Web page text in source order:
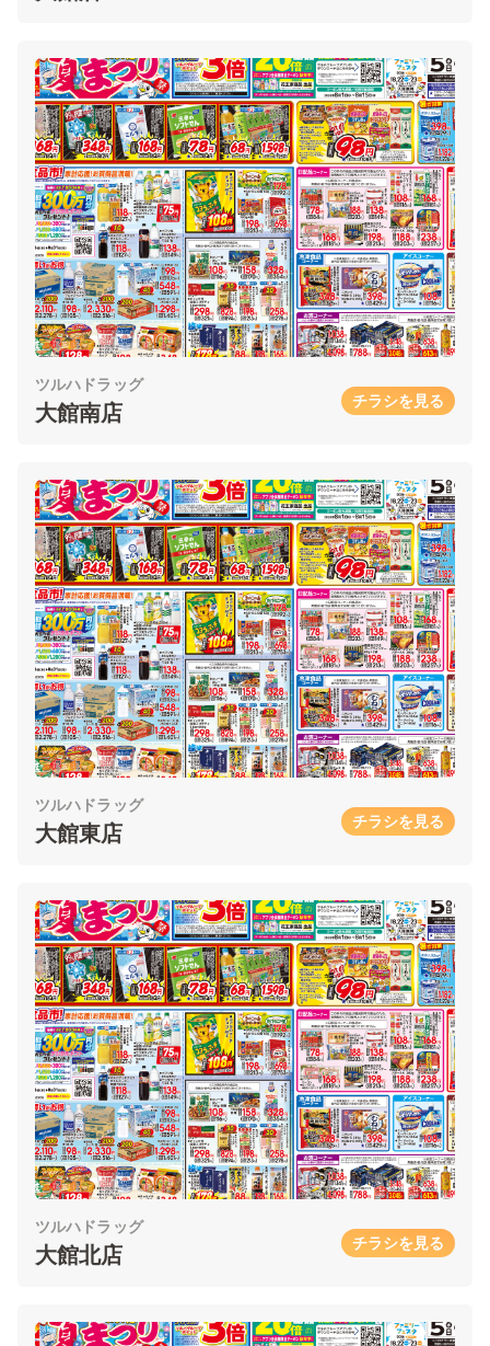
ツルハドラッグ
大館南店 チラシを見る
ツルハドラッグ
大館東店 チラシを見る
ツルハドラッグ
大館北店 チラシを見る